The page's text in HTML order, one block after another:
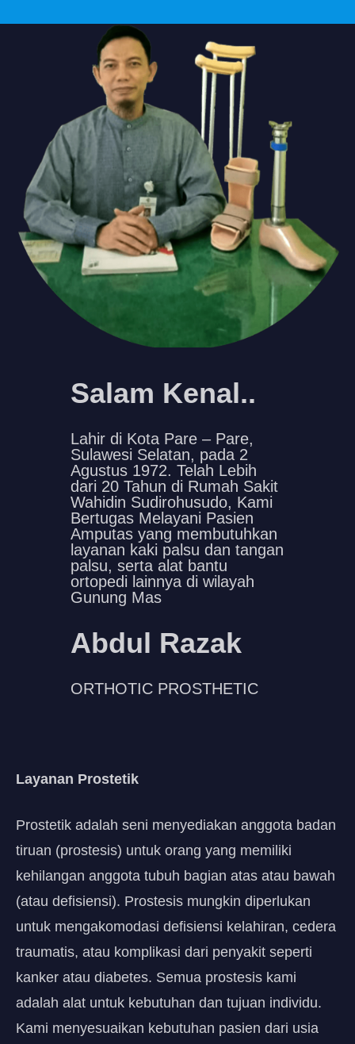
Salam Kenal..
Lahir di Kota Pare – Pare,
Sulawesi Selatan, pada 2
Agustus 1972. Telah Lebih
dari 20 Tahun di Rumah Sakit
Wahidin Sudirohusudo, Kami
Bertugas Melayani Pasien
Amputas yang membutuhkan
layanan kaki palsu dan tangan
palsu, serta alat bantu
ortopedi lainnya di wilayah
Gunung Mas
Abdul Razak
ORTHOTIC PROSTHETIC
Layanan Prostetik
Prostetik adalah seni menyediakan anggota badan
tiruan (prostesis) untuk orang yang memiliki
kehilangan anggota tubuh bagian atas atau bawah
(atau defisiensi). Prostesis mungkin diperlukan
untuk mengakomodasi defisiensi kelahiran, cedera
traumatis, atau komplikasi dari penyakit seperti
kanker atau diabetes. Semua prostesis kami
adalah alat untuk kebutuhan dan tujuan individu.
Kami menyesuaikan kebutuhan pasien dari usia